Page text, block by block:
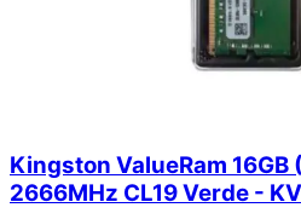
Kingston ValueRam 16GB
2666MHz CL19 Verde -